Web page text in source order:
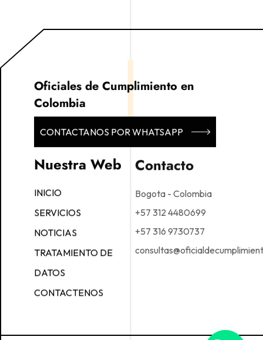
Oficiales de Cumplimiento en
Colombia
CONTACTANOS POR WHATSAPP
Nuestra Web
INICIO
SERVICIOS
NOTICIAS
TRATAMIENTO DE
DATOS
CONTACTENOS
Contacto
Bogota - Colombia
+57 312 4480699
+57 316 9730737